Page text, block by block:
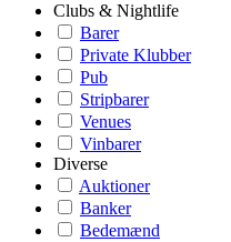
Clubs & Nightlife
Barer
Private Klubber
Pub
Stripbarer
Venues
Vinbarer
Diverse
Auktioner
Banker
Bedemænd